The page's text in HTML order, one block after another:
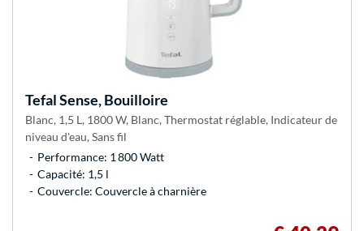
TefalSense, Bouilloire
Blanc, 1,5 L, 1800 W, Blanc, Thermostat réglable, Indicateur de
niveau d'eau, Sans fil
Performance: 1 800 Watt
Capacité: 1,5 l
Couvercle: Couvercle à charnière